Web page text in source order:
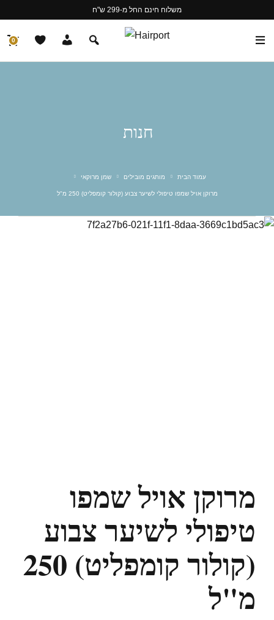
משלוח חינם החל מ-299 ש"ח
0
חנות
עמוד הבית מותגים מובילים שמן מרוקאי
מרוקן אויל שמפו טיפולי לשיער צבוע (קולור קומפליט) 250 מ"ל
מרוקן אויל שמפו
טיפולי לשיער צבוע
(קולור קומפליט) 250
מ"ל